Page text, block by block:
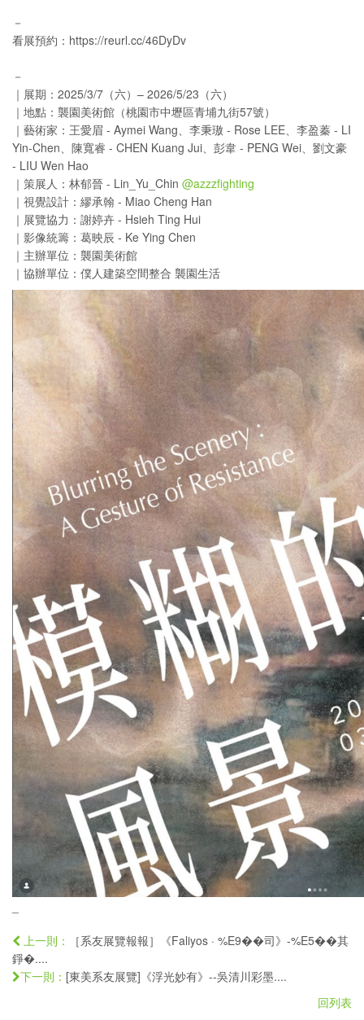
－
看展預約：https://reurl.cc/46DyDv
－
｜展期：2025/3/7（六）– 2026/5/23（六）
｜地點：襲園美術館（桃園市中壢區青埔九街57號）
｜藝術家：王愛眉 - Aymei Wang、李秉璈 - Rose LEE、李盈蓁 - LI
Yin-Chen、陳寬睿 - CHEN Kuang Jui、彭韋 - PENG Wei、劉文豪
- LIU Wen Hao
｜策展人：林郁晉 - Lin_Yu_Chin @azzzfighting
｜視覺設計：繆承翰 - Miao Cheng Han
｜展覽協力：謝婷卉 - Hsieh Ting Hui
｜影像統籌：葛映辰 - Ke Ying Chen
｜主辦單位：襲園美術館
｜協辦單位：僕人建築空間整合 襲園生活
上一則：
［系友展覽報報］《Faliyos · %E9��司》-%E5��其
錚�....
下一則： [東美系友展覽]《浮光妙有》--吳清川彩墨....
回列表